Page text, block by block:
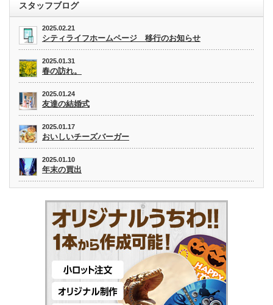
スタッフブログ
2025.02.21
シティライフホームページ 移行のお知らせ
2025.01.31
春の訪れ。
2025.01.24
友達の結婚式
2025.01.17
おいしいチーズバーガー
2025.01.10
年末の買出